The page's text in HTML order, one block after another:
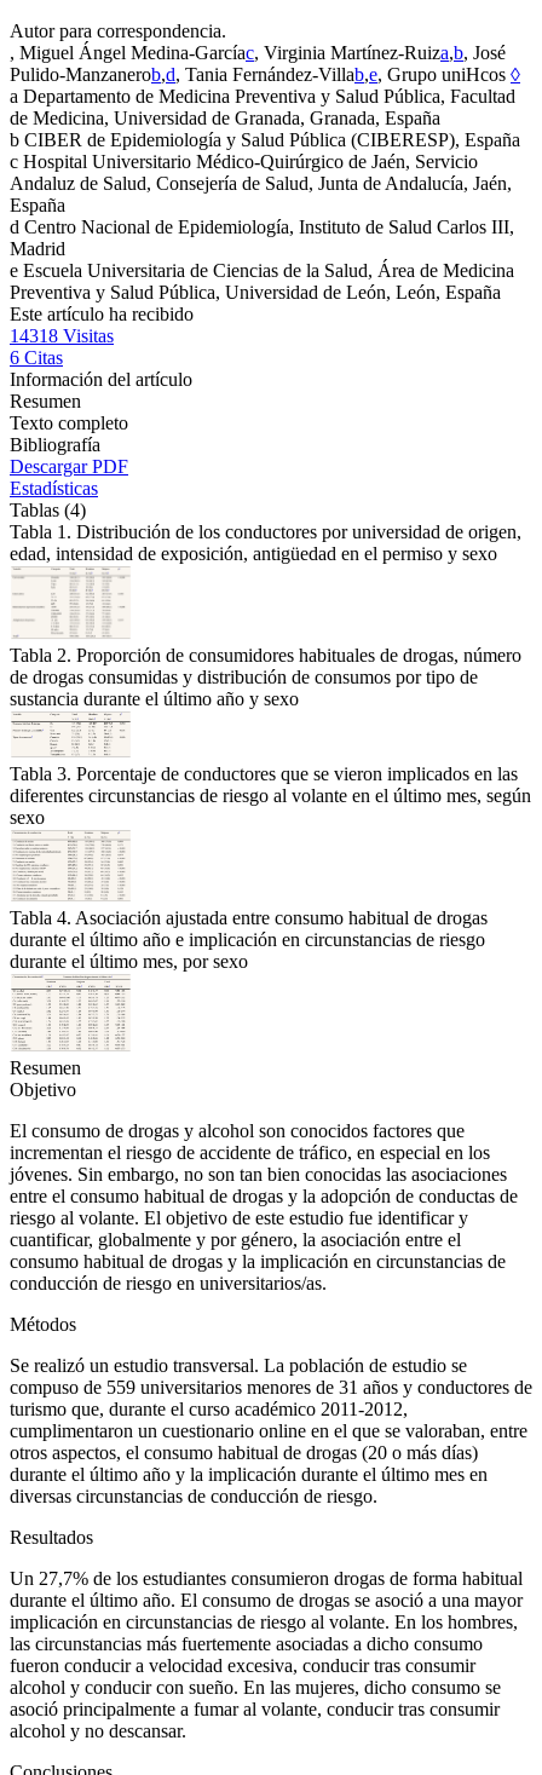
Autor para correspondencia.
, Miguel Ángel Medina-Garcíac, Virginia Martínez-Ruiza,b, José
Pulido-Manzanerob,d, Tania Fernández-Villab,e, Grupo uniHcos ◊
a Departamento de Medicina Preventiva y Salud Pública, Facultad
de Medicina, Universidad de Granada, Granada, España
b CIBER de Epidemiología y Salud Pública (CIBERESP), España
c Hospital Universitario Médico-Quirúrgico de Jaén, Servicio
Andaluz de Salud, Consejería de Salud, Junta de Andalucía, Jaén,
España
d Centro Nacional de Epidemiología, Instituto de Salud Carlos III,
Madrid
e Escuela Universitaria de Ciencias de la Salud, Área de Medicina
Preventiva y Salud Pública, Universidad de León, León, España
Este artículo ha recibido
14318 Visitas
6 Citas
Información del artículo
Resumen
Texto completo
Bibliografía
Descargar PDF
Estadísticas
Tablas (4)
Tabla 1. Distribución de los conductores por universidad de origen,
edad, intensidad de exposición, antigüedad en el permiso y sexo
Tabla 2. Proporción de consumidores habituales de drogas, número
de drogas consumidas y distribución de consumos por tipo de
sustancia durante el último año y sexo
Tabla 3. Porcentaje de conductores que se vieron implicados en las
diferentes circunstancias de riesgo al volante en el último mes, según
sexo
Tabla 4. Asociación ajustada entre consumo habitual de drogas
durante el último año e implicación en circunstancias de riesgo
durante el último mes, por sexo
Resumen
Objetivo
El consumo de drogas y alcohol son conocidos factores que
incrementan el riesgo de accidente de tráfico, en especial en los
jóvenes. Sin embargo, no son tan bien conocidas las asociaciones
entre el consumo habitual de drogas y la adopción de conductas de
riesgo al volante. El objetivo de este estudio fue identificar y
cuantificar, globalmente y por género, la asociación entre el
consumo habitual de drogas y la implicación en circunstancias de
conducción de riesgo en universitarios/as.
Métodos
Se realizó un estudio transversal. La población de estudio se
compuso de 559 universitarios menores de 31 años y conductores de
turismo que, durante el curso académico 2011-2012,
cumplimentaron un cuestionario online en el que se valoraban, entre
otros aspectos, el consumo habitual de drogas (20 o más días)
durante el último año y la implicación durante el último mes en
diversas circunstancias de conducción de riesgo.
Resultados
Un 27,7% de los estudiantes consumieron drogas de forma habitual
durante el último año. El consumo de drogas se asoció a una mayor
implicación en circunstancias de riesgo al volante. En los hombres,
las circunstancias más fuertemente asociadas a dicho consumo
fueron conducir a velocidad excesiva, conducir tras consumir
alcohol y conducir con sueño. En las mujeres, dicho consumo se
asoció principalmente a fumar al volante, conducir tras consumir
alcohol y no descansar.